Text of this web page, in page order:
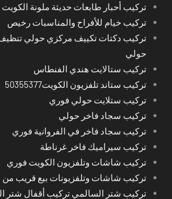
تركيب أحبار طابعات حديثة ملونة الكويت
تركيب خيام للأفراح والمناسبات رخيص
تركيب دكتات تكييف مركزي حولي
حولي
تركيب ستالايت هندي الفنطاس
تركيب ستاند تلفزيون الكويت50355377
تركيب ستلايت حولي فوري
تركيب سجاد فاخر حولي
تركيب سجاد فاخر في الفروانية فوري
تركيب سيراميك فاخر غرناطة
تركيب شاشات وتلفزيون الكويت فوري
تركيب شاشات وتلفزيونات بيع قريب
تركيب شتر السالمي تركيب أقفال شتر